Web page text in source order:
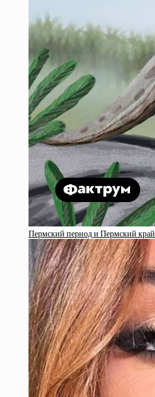
Пермский период и Пермский край